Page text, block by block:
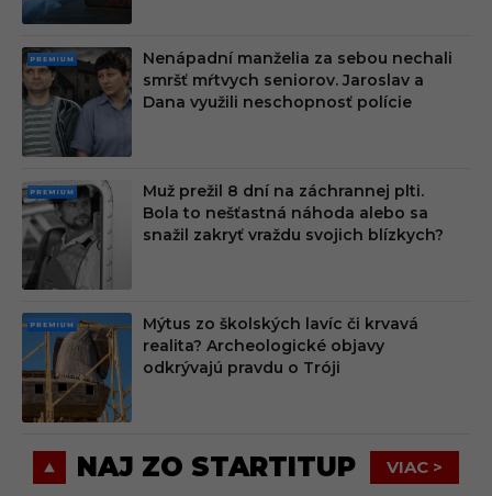
PRE
MIU
M
Nenápadní manželia za sebou nechali
smršť mŕtvych seniorov. Jaroslav a
Dana využili neschopnosť polície
PRE
MIU
M
Muž prežil 8 dní na záchrannej plti.
Bola to nešťastná náhoda alebo sa
snažil zakryť vraždu svojich blízkych?
PRE
MIU
M
Mýtus zo školských lavíc či krvavá
realita? Archeologické objavy
odkrývajú pravdu o Tróji
NAJ ZO STARTITUP VIAC >